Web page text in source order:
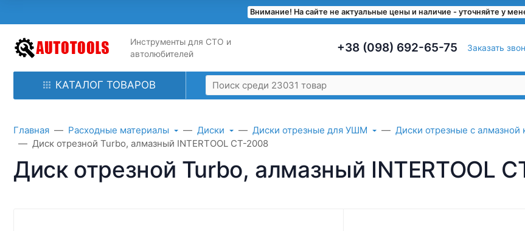
Внимание! На сайте не актуальные цены и наличие - уточняйте у
Инструменты для СТО и
автолюбителей
+38 (098) 692-65-75 Заказать
КАТАЛОГ ТОВАРОВ
Главная Расходные материалы Диски Диски отрезные для УШМ
Диски отрезные с
Диск отрезной Turbo, алмазный INTERTOOL CT-2008
Диск отрезной Turbo, алмазный INTERTOOL